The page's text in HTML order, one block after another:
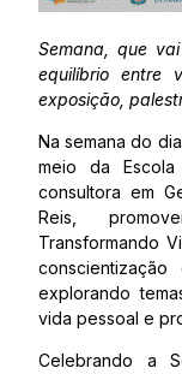
Semana, que
equilíbrio entre
exposição,
Na semana do
meio da
consultora em
Reis,
Transformando
explorando
vida pessoal e
Celebrando a